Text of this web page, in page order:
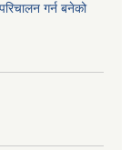
गर्न बनेको